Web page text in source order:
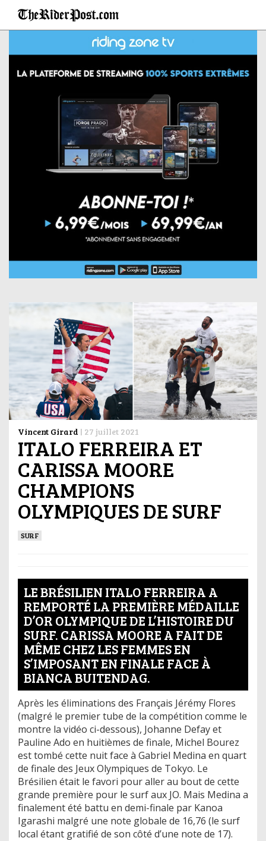
Vincent Girard | 27 juillet 2021
ITALO FERREIRA ET
CARISSA MOORE
CHAMPIONS
OLYMPIQUES DE SURF
SURF
LE BRÉSILIEN ITALO FERREIRA A
REMPORTÉ LA PREMIÈRE MÉDAILLE
D’OR OLYMPIQUE DE L’HISTOIRE DU
SURF. CARISSA MOORE A FAIT DE
MÊME CHEZ LES FEMMES EN
S’IMPOSANT EN FINALE FACE À
BIANCA BUITENDAG.
Après les éliminations des Français Jérémy Flores
(malgré le premier tube de la compétition comme le
montre la vidéo ci-dessous), Johanne Defay et
Pauline Ado en huitièmes de finale, Michel Bourez
est tombé cette nuit face à Gabriel Medina en quart
de finale des Jeux Olympiques de Tokyo. Le
Brésilien était le favori pour aller au bout de cette
grande première pour le surf aux JO. Mais Medina a
finalement été battu en demi-finale par Kanoa
Igarashi malgré une note globale de 16,76 (le surf
local étant gratifié de son côté d’une note de 17).